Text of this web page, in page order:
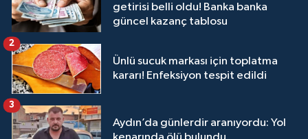
getirisi belli oldu! Banka banka
güncel kazanç tablosu
Ünlü sucuk markası için toplatma
kararı! Enfeksiyon tespit edildi
2
Aydın’da günlerdir aranıyordu: Yol
3